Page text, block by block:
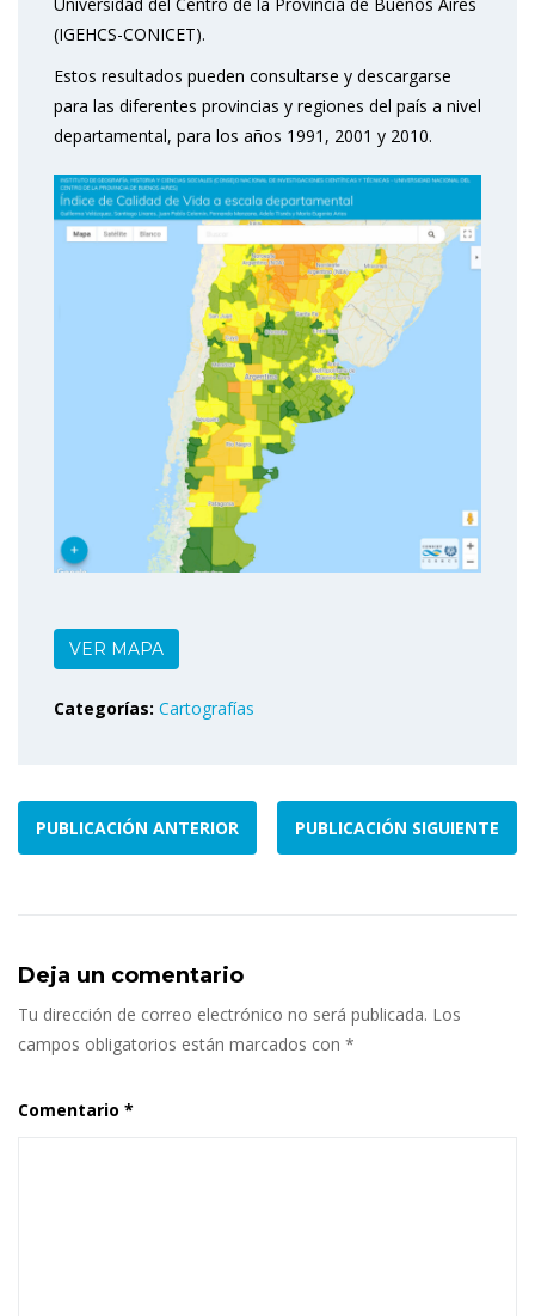
(IGEHCS-CONICET).
Estos resultados pueden consultarse y descargarse
para las diferentes provincias y regiones del país a nivel
departamental, para los años 1991, 2001 y 2010.
VER MAPA
Categorías: Cartografías
PUBLICACIÓN ANTERIOR PUBLICACIÓN SIGUIENTE
Deja un comentario
Tu dirección de correo electrónico no será publicada. Los
campos obligatorios están marcados con *
Comentario *